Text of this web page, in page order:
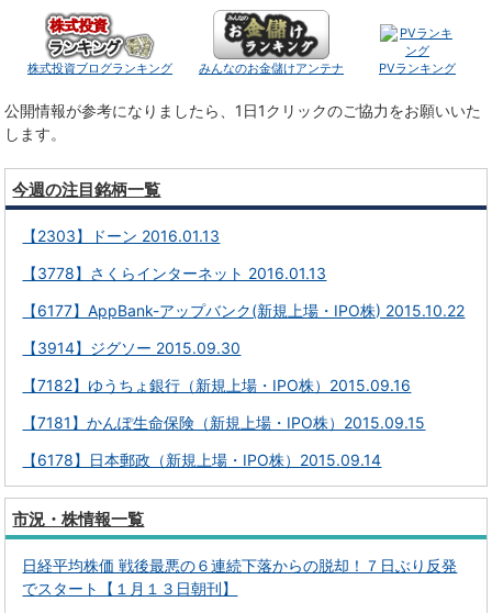
株式投資ブログランキング みんなのお金儲けアンテナ PVランキング
公開情報が参考になりましたら、1日1クリックのご協力をお願いいた
します。
今週の注目銘柄一覧
【2303】ドーン 2016.01.13
【3778】さくらインターネット 2016.01.13
【6177】AppBank-アップバンク(新規上場・IPO株) 2015.10.22
【3914】ジグソー 2015.09.30
【7182】ゆうちょ銀行（新規上場・IPO株）2015.09.16
【7181】かんぽ生命保険（新規上場・IPO株）2015.09.15
【6178】日本郵政（新規上場・IPO株）2015.09.14
市況・株情報一覧
日経平均株価 戦後最悪の６連続下落からの脱却！７日ぶり反発
でスタート【１月１３日朝刊】